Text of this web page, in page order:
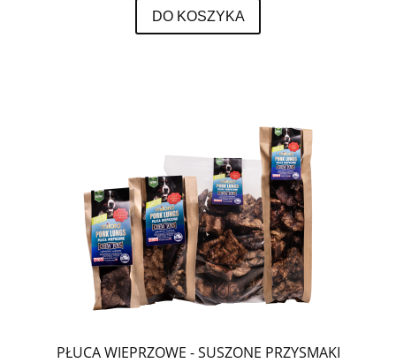
DO KOSZYKA
PŁUCA WIEPRZOWE - SUSZONE PRZYSMAKI